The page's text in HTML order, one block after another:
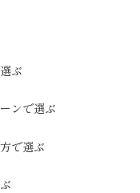
ぶ
ンで選ぶ
で選ぶ